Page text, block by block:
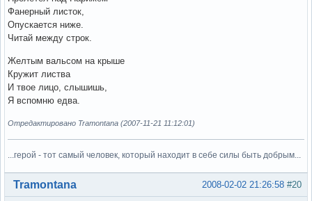
Фанерный листок,
Опускается ниже.
Читай между строк.
Желтым вальсом на крыше
Кружит листва
И твое лицо, слышишь,
Я вспомню едва.
Отредактировано Tramontana (2007-11-21 11:12:01)
...герой - тот самый человек, который находит в себе силы быть добрым...
Вне форума #20
2008-02-02 21:26:58
Tramontana